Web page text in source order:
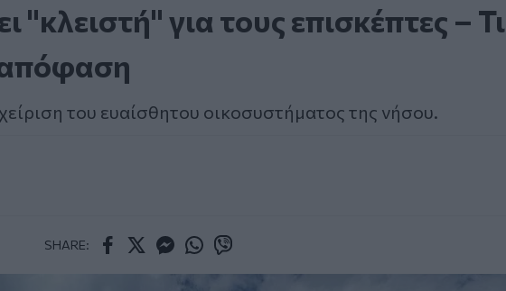
για τους επισκέπτες – Τι
απόφαση
του ευαίσθητου οικοσυστήματος της νήσου.
SHARE: